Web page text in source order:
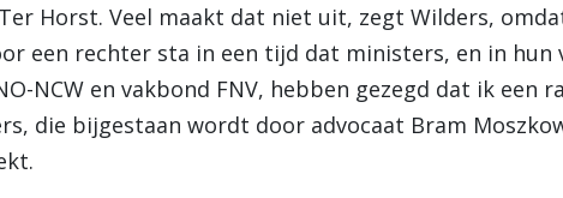
Horst. Veel maakt dat niet uit, zegt Wilders,
een rechter sta in een tijd dat ministers, en in
NCW en vakbond FNV, hebben gezegd dat ik een
die bijgestaan wordt door advocaat Bram